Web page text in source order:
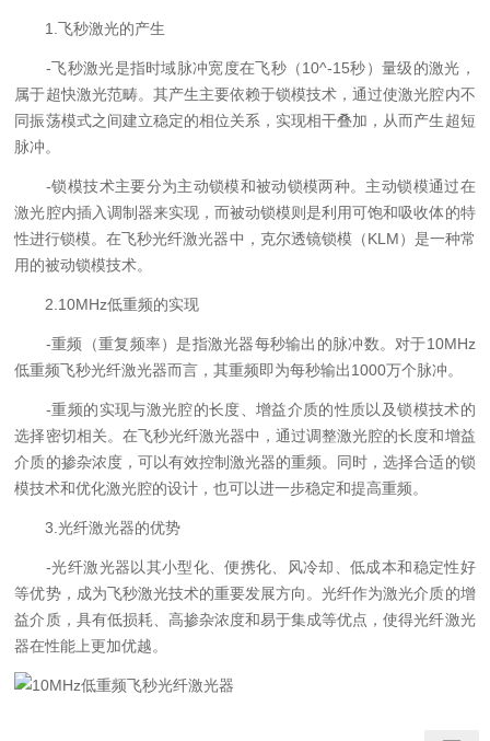
1.飞秒激光的产生
-飞秒激光是指时域脉冲宽度在飞秒（10^-15秒）量级的激光，
属于超快激光范畴。其产生主要依赖于锁模技术，通过使激光腔内不
同振荡模式之间建立稳定的相位关系，实现相干叠加，从而产生超短
脉冲。
-锁模技术主要分为主动锁模和被动锁模两种。主动锁模通过在
激光腔内插入调制器来实现，而被动锁模则是利用可饱和吸收体的特
性进行锁模。在飞秒光纤激光器中，克尔透镜锁模（KLM）是一种常
用的被动锁模技术。
2.10MHz低重频的实现
-重频（重复频率）是指激光器每秒输出的脉冲数。对于10MHz
低重频飞秒光纤激光器而言，其重频即为每秒输出1000万个脉冲。
-重频的实现与激光腔的长度、增益介质的性质以及锁模技术的
选择密切相关。在飞秒光纤激光器中，通过调整激光腔的长度和增益
介质的掺杂浓度，可以有效控制激光器的重频。同时，选择合适的锁
模技术和优化激光腔的设计，也可以进一步稳定和提高重频。
3.光纤激光器的优势
-光纤激光器以其小型化、便携化、风冷却、低成本和稳定性好
等优势，成为飞秒激光技术的重要发展方向。光纤作为激光介质的增
益介质，具有低损耗、高掺杂浓度和易于集成等优点，使得光纤激光
器在性能上更加优越。